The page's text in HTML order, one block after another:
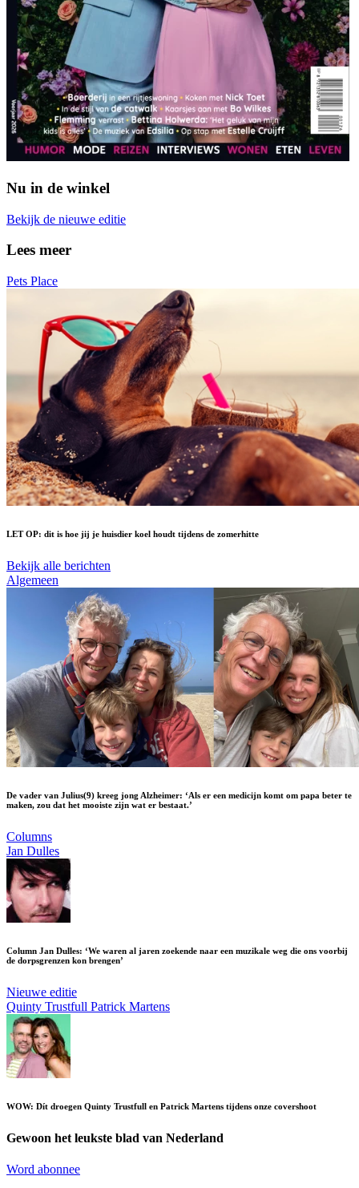
Nu in de winkel
Bekijk de nieuwe editie
Lees meer
Pets Place
LET OP: dit is hoe jij je huisdier koel houdt tijdens de zomerhitte
Bekijk alle berichten
Algemeen
De vader van Julius(9) kreeg jong Alzheimer: ‘Als er een medicijn komt om papa beter te
maken, zou dat het mooiste zijn wat er bestaat.’
Columns
Jan Dulles
Column Jan Dulles: ‘We waren al jaren zoekende naar een muzikale weg die ons voorbij
de dorpsgrenzen kon brengen’
Nieuwe editie
Quinty Trustfull Patrick Martens
WOW: Dít droegen Quinty Trustfull en Patrick Martens tijdens onze covershoot
Gewoon het leukste blad van Nederland
Word abonnee